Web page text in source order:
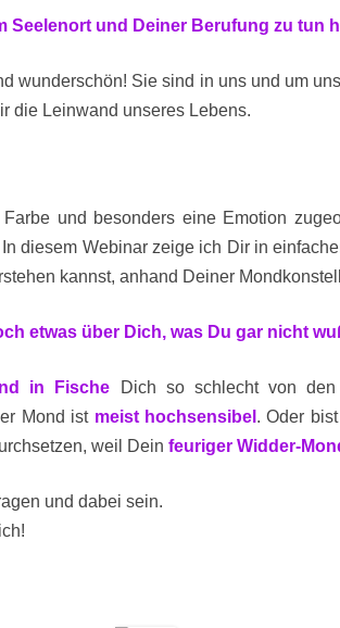
Seelenort und Deiner Berufung zu tun
wunderschön! Sie sind in uns und um
die Leinwand unseres Lebens.
und besonders eine Emotion
diesem Webinar zeige ich Dir in
kannst, anhand Deiner
etwas über Dich, was Du gar nicht
in Fische Dich so schlecht von den
Mond ist meist hochsensibel . Oder
weil Dein feuriger Widder-
und dabei sein.